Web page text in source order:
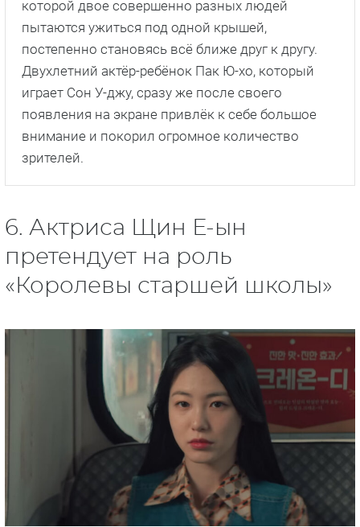
которой двое совершенно разных людей
пытаются ужиться под одной крышей,
постепенно становясь всё ближе друг к другу.
Двухлетний актёр-ребёнок Пак Ю-хо, который
играет Сон У-джу, сразу же после своего
появления на экране привлёк к себе большое
внимание и покорил огромное количество
зрителей.
6. Актриса Щин Е-ын
претендует на роль
«Королевы старшей школы»